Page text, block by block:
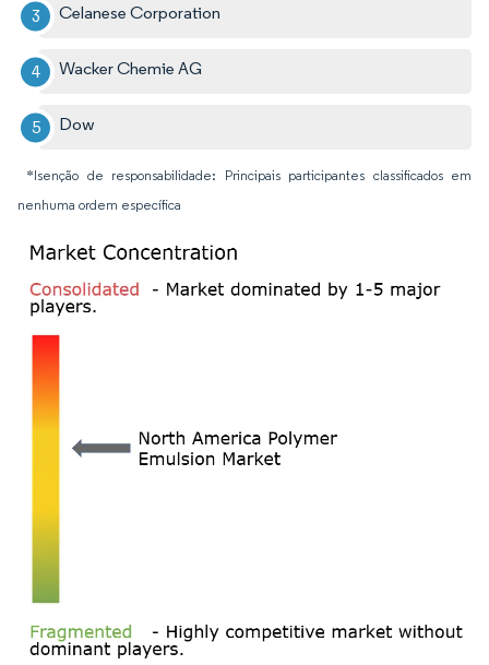
Celanese Corporation
Wacker Chemie AG
Dow
*Isenção de responsabilidade: Principais participantes classificados em
nenhuma ordem específica